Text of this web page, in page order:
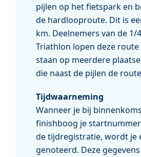
pijlen op het fietspark en
de hardlooproute. Dit is
km. Deelnemers van de 1/
Triathlon lopen deze route
staan op meerdere
die naast de pijlen de
Tijdwaarneming
Wanneer je bij
finishboog je
de tijdregistratie, wordt je
genoteerd. Deze